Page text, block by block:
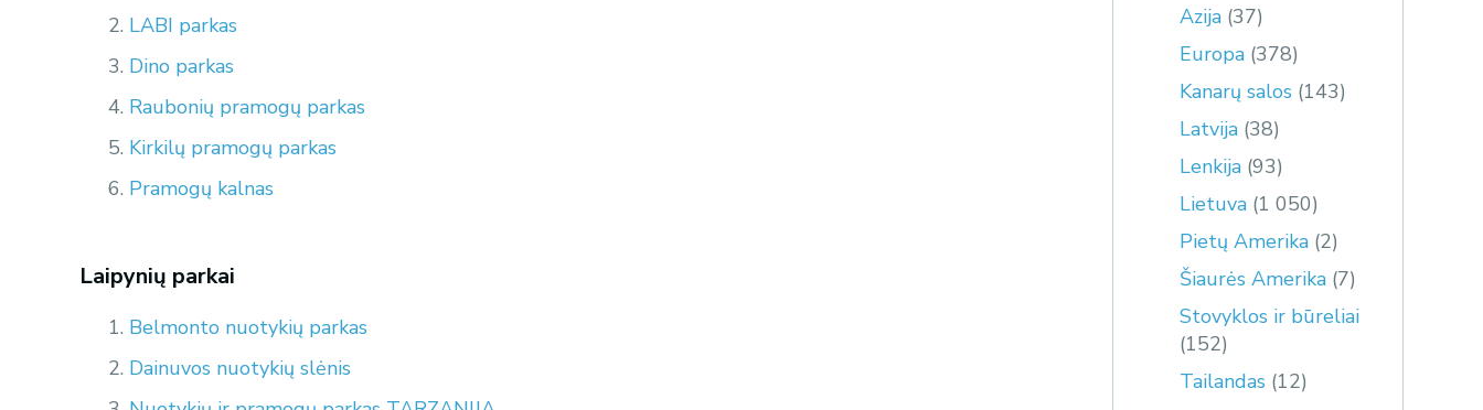
LABI parkas
Dino parkas
Raubonių pramogų parkas
Kirkilų pramogų parkas
Pramogų kalnas
Laipynių parkai
Belmonto nuotykių parkas
Dainuvos nuotykių slėnis
Azija (37)
Europa (378)
Kanarų salos (143)
Latvija (38)
Lenkija (93)
Lietuva (1 050)
Pietų Amerika (2)
Šiaurės Amerika (7)
Stovyklos ir būreliai
(152)
Tailandas (12)